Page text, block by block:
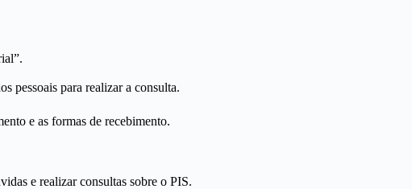
pessoais para realizar a consulta.
e as formas de recebimento.
e realizar consultas sobre o PIS.